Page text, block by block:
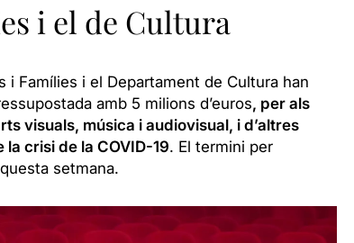
i el de Cultura
i Famílies i el Departament de Cultura han
amb 5 milions d’euros, per als
visuals, música i audiovisual, i d’altres
crisi de la COVID-19. El termini per
setmana.